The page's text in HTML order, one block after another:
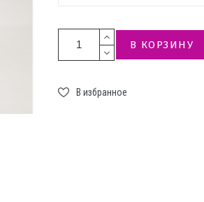
В КОРЗИНУ
В избранное